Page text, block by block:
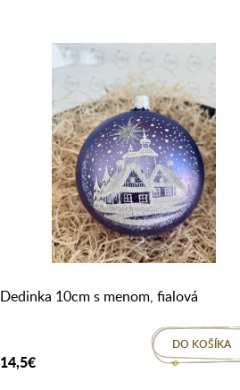
Dedinka 10cm s menom, fialová
14,5€
DO KOŠÍKA